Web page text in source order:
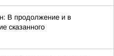
В продолжение и в
сказанного